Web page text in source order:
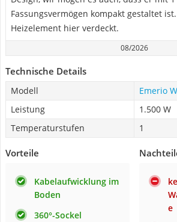
Fassungsvermögen kompakt gestaltet
Heizelement hier verdeckt.
08/2026
Technische Details
Modell
Emerio
Leistung
1.500 W
Temperaturstufen
1
Vorteile
Kabelaufwicklung im
Boden
360°-Sockel
e